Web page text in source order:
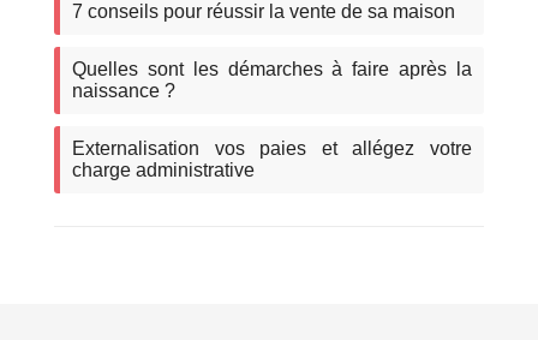
7 conseils pour réussir la vente de sa maison
Quelles sont les démarches à faire après la
naissance ?
Externalisation vos paies et allégez votre
charge administrative